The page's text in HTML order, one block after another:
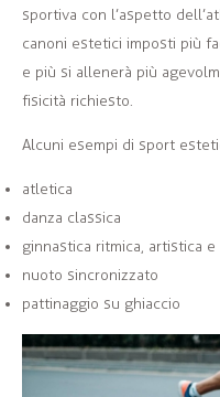
sportiva con l’aspetto
canoni estetici imposti più
e più si allenerà più
fisicità richiesto.
Alcuni esempi di sport
atletica
danza classica
ginnastica ritmica, artistica e
nuoto sincronizzato
pattinaggio su ghiaccio